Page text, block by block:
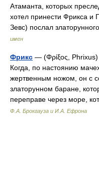
Атаманта, которых
хотел принести Фрикса и
Зевс) послал
имен
Фрикс — (Φρίξος,
Когда, по настоянию
жертвенным ножом, он с
златорунном баране,
переправе через море,
Ф.А. Брокгауза и И.А. Ефрона